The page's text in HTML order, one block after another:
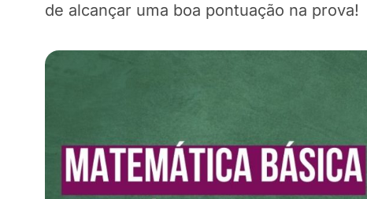
de alcançar uma boa pontuação na prova!